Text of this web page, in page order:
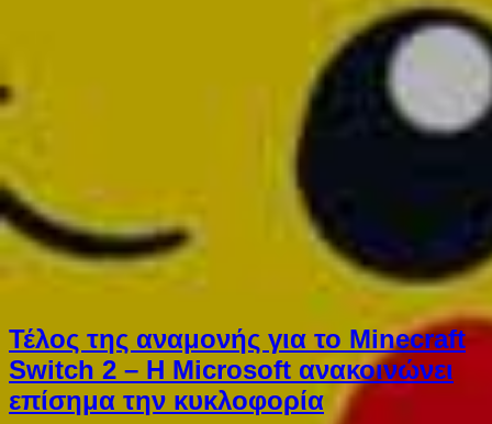
Τέλος της αναμονής για το Minecraft
Switch 2 – Η Microsoft ανακοινώνει
επίσημα την κυκλοφορία